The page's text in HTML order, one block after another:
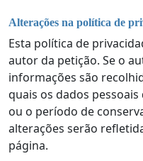
Alterações na política de
Esta política de
autor da petição. Se o
informações são
quais os dados
ou o período de
alterações serão
página.